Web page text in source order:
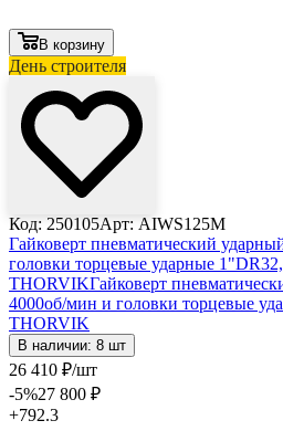
В корзину
День строителя
Код: 250105Арт: AIWS125M
Гайковерт пневматический
головки торцевые ударные
THORVIKГайковерт
4000об/мин и головки торцевые
THORVIK
В наличии: 8 шт
26 410 ₽/шт
-5%27 800 ₽
+792.3